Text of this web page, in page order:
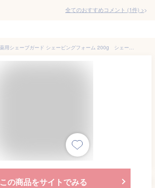
全てのおすすめコメント (1件) >
Schick シック 薬用シェーブガード シェービングフォーム 200g シェービング剤 ムース 敏感肌
この商品をサイトでみる